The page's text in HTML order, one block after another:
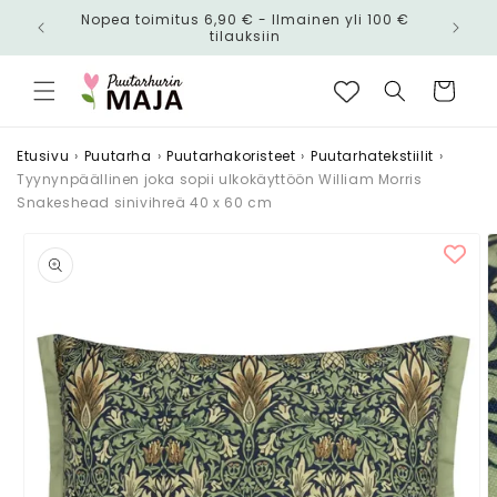
siirry
Nopea toimitus 6,90 € - Ilmainen yli 100 €
tilauksiin
Ostoskori
Etusivu › Puutarha › Puutarhakoristeet › Puutarhatekstiilit ›
Tyynynpäällinen joka sopii ulkokäyttöön William Morris
Snakeshead sinivihreä 40 x 60 cm
tuotetietoihin